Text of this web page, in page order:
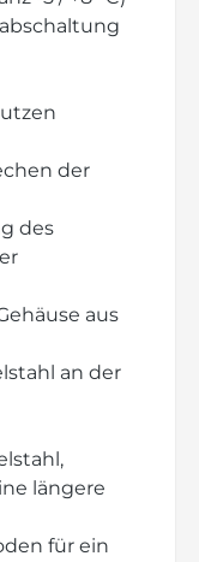
der
des
aus
an der
längere
für ein